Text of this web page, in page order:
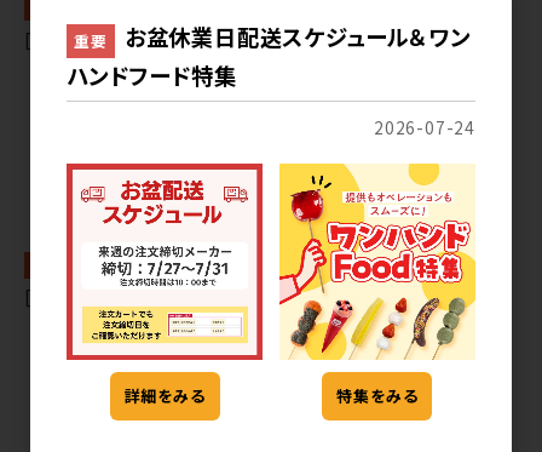
[80] 氷みつ1L RG ピーチ [80] ハニーの贅沢抹茶みつ
[80] ハニーの贅沢黒みつ
常温
[80] 蜂蜜黒酢 シロップ1L
重要
お盆休業日配送スケジュール＆ワン
ハンドフード特集
2026-07-24
詳細をみる 特集をみる